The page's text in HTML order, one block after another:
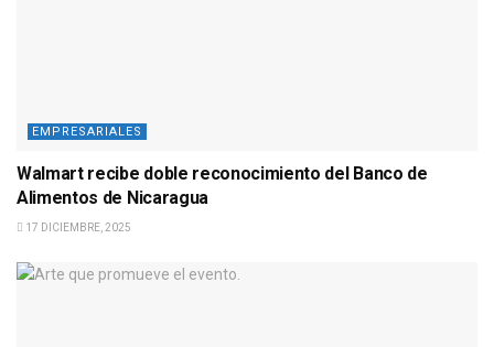
EMPRESARIALES
Walmart recibe doble reconocimiento del Banco de
Alimentos de Nicaragua
17 DICIEMBRE, 2025